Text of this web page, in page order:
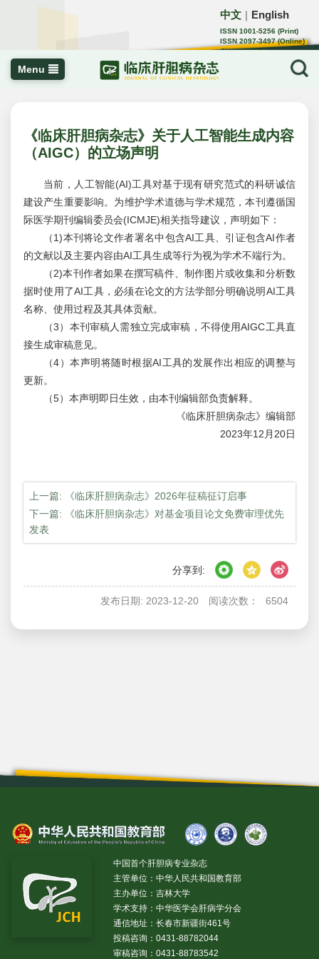
中文 ｜ English
ISSN 1001-5256 (Print)
ISSN 2097-3497 (Online)
CN 22-1108/R
Menu
《临床肝胆病杂志》关于人工智能生成内容
（AIGC）的立场声明
当前，人工智能(AI)工具对基于现有研究范式的科研诚信
建设产生重要影响。为维护学术道德与学术规范，本刊遵循国
际医学期刊编辑委员会(ICMJE)相关指导建议，声明如下：
（1)本刊将论文作者署名中包含AI工具、引证包含AI作者
的文献以及主要内容由AI工具生成等行为视为学术不端行为。
（2)本刊作者如果在撰写稿件、制作图片或收集和分析数
据时使用了AI工具，必须在论文的方法学部分明确说明AI工具
名称、使用过程及其具体贡献。
（3）本刊审稿人需独立完成审稿，不得使用AIGC工具直
接生成审稿意见。
（4）本声明将随时根据AI工具的发展作出相应的调整与
更新。
（5）本声明即日生效，由本刊编辑部负责解释。
《临床肝胆病杂志》编辑部
2023年12月20日
上一篇: 《临床肝胆病杂志》2026年征稿征订启事
下一篇: 《临床肝胆病杂志》对基金项目论文免费审理优先
发表
分享到:
发布日期: 2023-12-20 阅读次数： 6504
中国首个肝胆病专业杂志
主管单位：中华人民共和国教育部
主办单位：吉林大学
学术支持：中华医学会肝病学分会
通信地址：长春市新疆街461号
投稿咨询：0431-88782044
审稿咨询：0431-88783542